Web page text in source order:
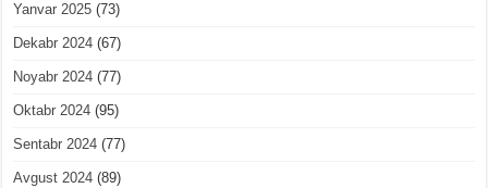
Yanvar 2025 (73)
Dekabr 2024 (67)
Noyabr 2024 (77)
Oktabr 2024 (95)
Sentabr 2024 (77)
Avgust 2024 (89)